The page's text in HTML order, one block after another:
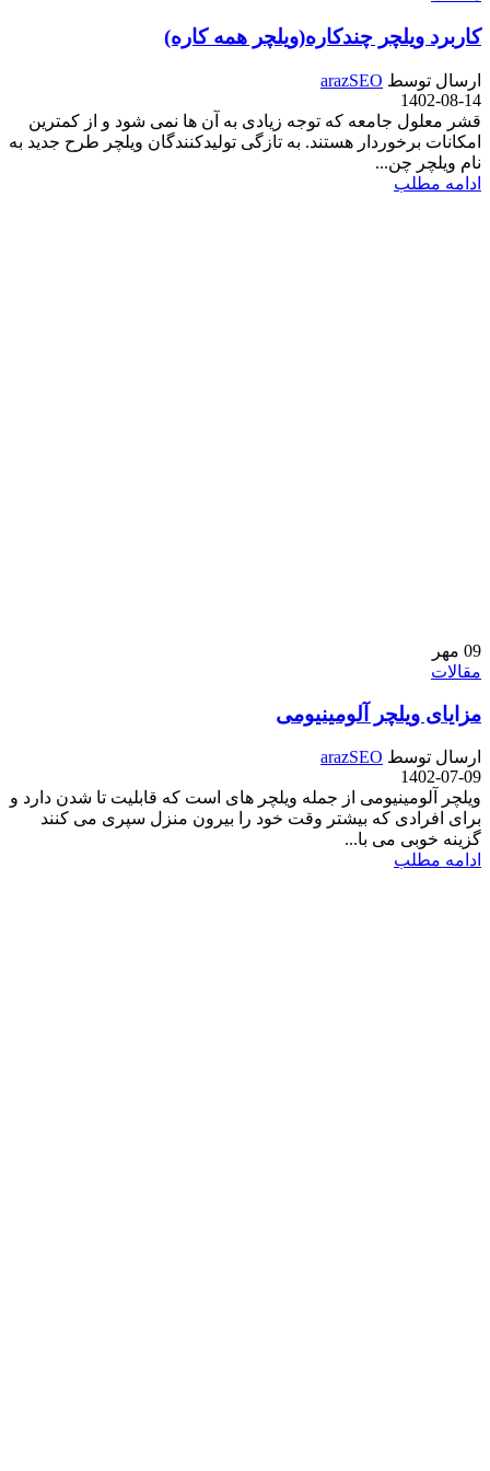
کاربرد ویلچر چندکاره(ویلچر همه کاره)
ارسال توسط arazSEO
1402-08-14
قشر معلول جامعه که توجه زیادی به آن ها نمی شود و از کمترین
امکانات برخوردار هستند. به تازگی تولیدکنندگان ویلچر طرح جدید به
نام ویلچر چن...
ادامه مطلب
09 مهر
مقالات
مزایای ویلچر آلومینیومی
ارسال توسط arazSEO
1402-07-09
ویلچر آلومینیومی از جمله ویلچر های است که قابلیت تا شدن دارد و
برای افرادی که بیشتر وقت خود را بیرون منزل سپری می کنند
گزینه خوبی می با...
ادامه مطلب